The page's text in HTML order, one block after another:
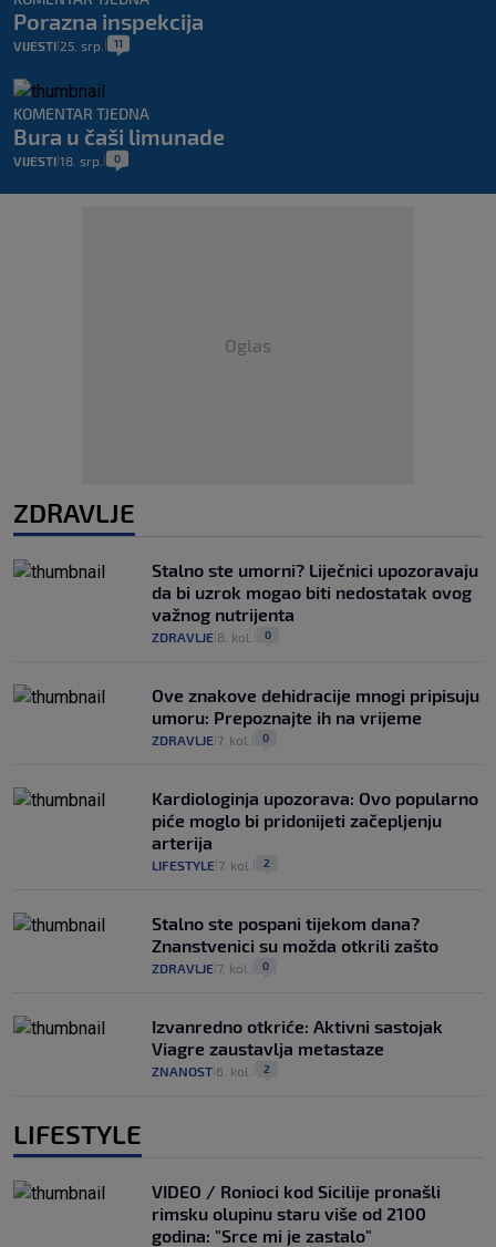
Porazna inspekcija
VIJESTI 25. srp. 11
KOMENTAR TJEDNA
Bura u čaši limunade
VIJESTI 18. srp. 0
Oglas
ZDRAVLJE
Stalno ste umorni? Liječnici upozoravaju
da bi uzrok mogao biti nedostatak ovog
važnog nutrijenta
ZDRAVLJE 8. kol. 0
Ove znakove dehidracije mnogi pripisuju
umoru: Prepoznajte ih na vrijeme
ZDRAVLJE 7. kol. 0
Kardiologinja upozorava: Ovo popularno
piće moglo bi pridonijeti začepljenju
arterija
LIFESTYLE 7. kol. 2
Stalno ste pospani tijekom dana?
Znanstvenici su možda otkrili zašto
ZDRAVLJE 7. kol. 0
Izvanredno otkriće: Aktivni sastojak
Viagre zaustavlja metastaze
ZNANOST 6. kol. 2
LIFESTYLE
VIDEO / Ronioci kod Sicilije pronašli
rimsku olupinu staru više od 2100
godina: "Srce mi je zastalo"